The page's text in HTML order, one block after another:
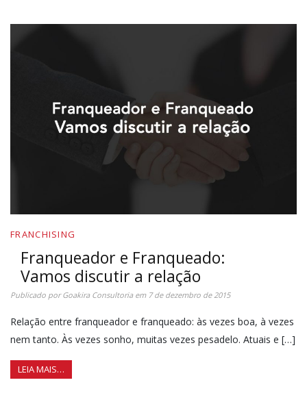
FRANCHISING
Franqueador e Franqueado:
Vamos discutir a relação
Publicado porGoakira Consultoriaem 7 de dezembro de 2015
Relação entre franqueador e franqueado: às vezes boa, à vezes
nem tanto. Às vezes sonho, muitas vezes pesadelo. Atuais e […]
LEIA MAIS…